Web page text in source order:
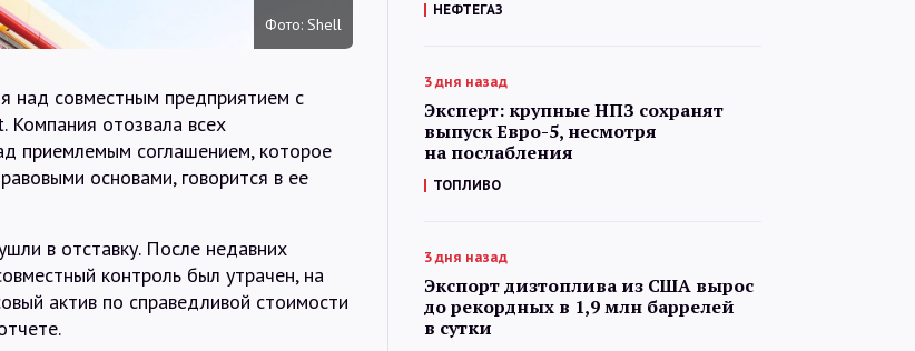
Фото: Shell
над совместным предприятием с
отозвала всех
приемлемым соглашением, которое
основами, говорится в ее
в отставку. После недавних
контроль был утрачен, на
актив по справедливой стоимости
НЕФТЕГАЗ
3 дня назад
Эксперт: крупные НПЗ сохранят
выпуск Евро-5, несмотря
на послабления
ТОПЛИВО
3 дня назад
Экспорт дизтоплива из США вырос
до рекордных в 1,9 млн баррелей
в сутки